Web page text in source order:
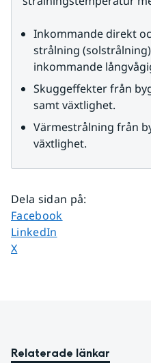
Inkommande direkt
strålning
inkommande
Skuggeffekter från
samt växtlighet.
Värmestrålning från
växtlighet.
Dela sidan på:
Dela sidan på
Facebook
Dela sidan på
LinkedIn
Dela sidan på
X
Relaterade länkar